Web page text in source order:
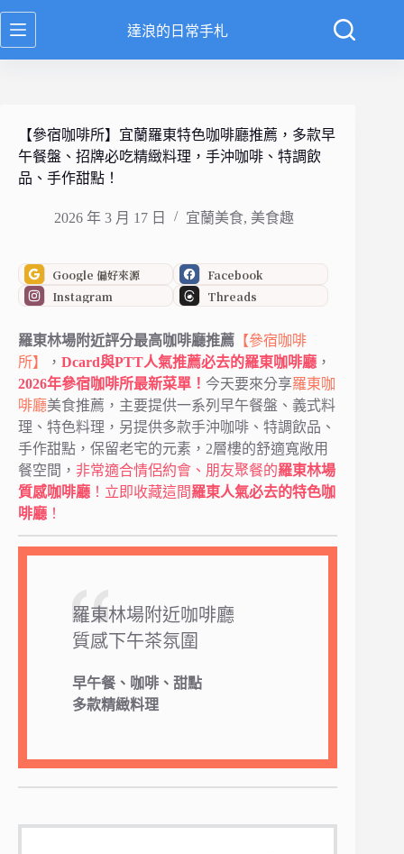
跳
至
達浪的日常手札
【參宿咖啡所】宜蘭羅東特色咖啡廳推薦，多款早
午餐盤、招牌必吃精緻料理，手沖咖啡、特調飲
品、手作甜點！
2026 年 3 月 17 日 宜蘭美食, 美食趣
Google 偏好來源
Facebook
Instagram
Threads
羅東林場附近評分最高咖啡廳推薦 【參宿咖啡
所】
， Dcard與PTT人氣推薦必去的羅東咖啡廳 ，
2026年參宿咖啡所最新菜單！ 今天要來分享羅東咖
啡廳美食推薦，主要提供一系列早午餐盤、義式料
理、特色料理，另提供多款手沖咖啡、特調飲品、
手作甜點，保留老宅的元素，2層樓的舒適寬敞用
餐空間， 非常適合情侶約會、朋友聚餐的羅東林場
質感咖啡廳 ！立即收藏這間羅東人氣必去的特色咖
啡廳 ！
羅東林場附近咖啡廳
質感下午茶氛圍
早午餐、咖啡、甜點
多款精緻料理